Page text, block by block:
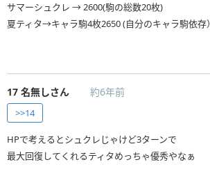
サマーシュクレ → 2600(駒の総数20枚)
夏ティタ→キャラ駒4枚2650 (自分のキャラ駒依存）
17 名無しさん 約6年前
>>14
HPで考えるとシュクレじゃけど3ターンで
最大回復してくれるティタめっちゃ優秀やなぁ